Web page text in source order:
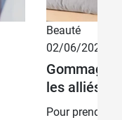
Beauté
02/06/2026
Gommage
les alliés
Pour prendre